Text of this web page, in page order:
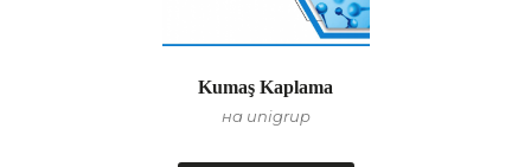
Kumaş Kaplama
на unigrup